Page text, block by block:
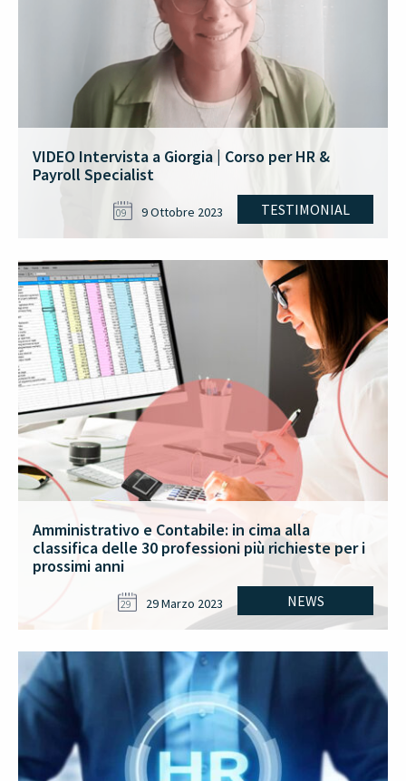
VIDEO Intervista a Giorgia | Corso per HR &
Payroll Specialist
TESTIMONIAL
09 9 Ottobre 2023
Amministrativo e Contabile: in cima alla
classifica delle 30 professioni più richieste per i
prossimi anni
NEWS
29 29 Marzo 2023